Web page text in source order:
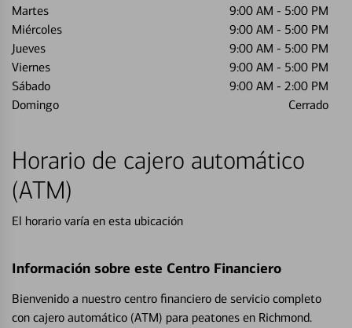
Martes
9:00 AM - 5:00 PM
Miércoles
9:00 AM - 5:00 PM
Jueves
9:00 AM - 5:00 PM
Viernes
9:00 AM - 5:00 PM
Sábado
9:00 AM - 2:00 PM
Domingo
Cerrado
Horario de cajero automático
(ATM)
El horario varía en esta ubicación
Información sobre este Centro Financiero
Bienvenido a nuestro centro financiero de servicio completo
con cajero automático (ATM) para peatones en Richmond.